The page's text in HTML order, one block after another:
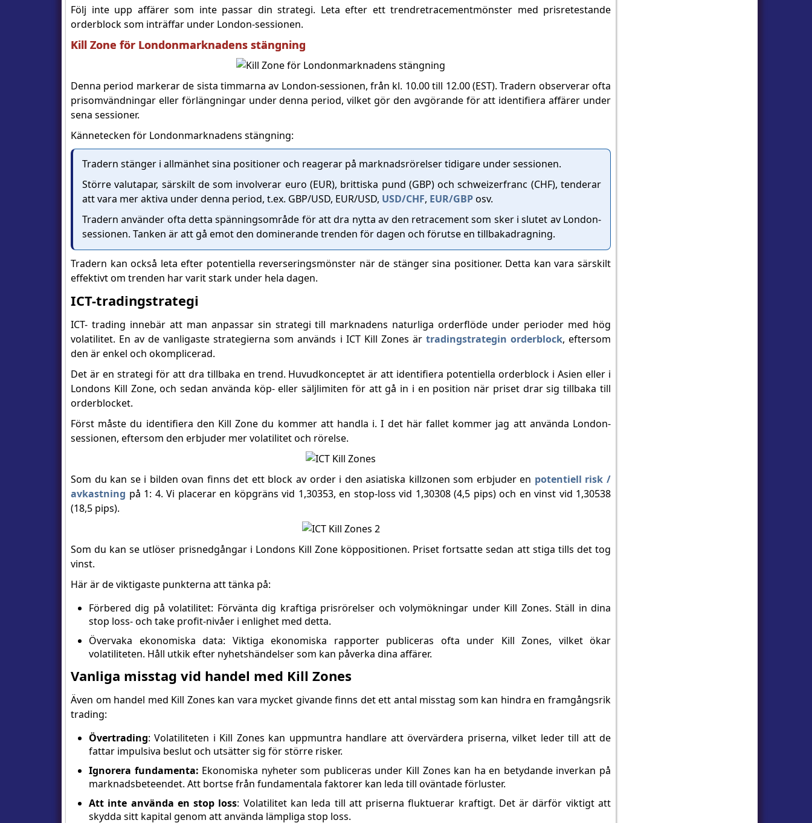
Följ inte upp affärer som inte passar din strategi. Leta efter ett trendretracementmönster med prisretestande
orderblock som inträffar under London-sessionen.
Kill Zone för Londonmarknadens stängning
Denna period markerar de sista timmarna av London-sessionen, från kl. 10.00 till 12.00 (EST). Tradern observerar ofta
prisomvändningar eller förlängningar under denna period, vilket gör den avgörande för att identifiera affärer under
sena sessioner.
Kännetecken för Londonmarknadens stängning:
Tradern stänger i allmänhet sina positioner och reagerar på marknadsrörelser tidigare under sessionen.
Större valutapar, särskilt de som involverar euro (EUR), brittiska pund (GBP) och schweizerfranc (CHF), tenderar
att vara mer aktiva under denna period, t.ex. GBP/USD, EUR/USD, USD/CHF, EUR/GBPosv.
Tradern använder ofta detta spänningsområde för att dra nytta av den retracement som sker i slutet av London-
sessionen. Tanken är att gå emot den dominerande trenden för dagen och förutse en tillbakadragning.
Tradern kan också leta efter potentiella reverseringsmönster när de stänger sina positioner. Detta kan vara särskilt
effektivt om trenden har varit stark under hela dagen.
ICT-tradingstrategi
ICT- trading innebär att man anpassar sin strategi till marknadens naturliga orderflöde under perioder med hög
volatilitet. En av de vanligaste strategierna som används i ICT Kill Zones är tradingstrategin orderblock, eftersom
den är enkel och okomplicerad.
Det är en strategi för att dra tillbaka en trend. Huvudkonceptet är att identifiera potentiella orderblock i Asien eller i
Londons Kill Zone, och sedan använda köp- eller säljlimiten för att gå in i en position när priset drar sig tillbaka till
orderblocket.
Först måste du identifiera den Kill Zone du kommer att handla i. I det här fallet kommer jag att använda London-
sessionen, eftersom den erbjuder mer volatilitet och rörelse.
Som du kan se i bilden ovan finns det ett block av order i den asiatiska killzonen som erbjuder en potentiell risk /
avkastning på 1: 4. Vi placerar en köpgräns vid 1,30353, en stop-loss vid 1,30308 (4,5 pips) och en vinst vid 1,30538
(18,5 pips).
Som du kan se utlöser prisnedgångar i Londons Kill Zone köppositionen. Priset fortsatte sedan att stiga tills det tog
vinst.
Här är de viktigaste punkterna att tänka på:
Förbered dig på volatilitet: Förvänta dig kraftiga prisrörelser och volymökningar under Kill Zones. Ställ in dina
stop loss- och take profit-nivåer i enlighet med detta.
Övervaka ekonomiska data: Viktiga ekonomiska rapporter publiceras ofta under Kill Zones, vilket ökar
volatiliteten. Håll utkik efter nyhetshändelser som kan påverka dina affärer.
Vanliga misstag vid handel med Kill Zones
Även om handel med Kill Zones kan vara mycket givande finns det ett antal misstag som kan hindra en framgångsrik
trading:
Övertrading: Volatiliteten i Kill Zones kan uppmuntra handlare att övervärdera priserna, vilket leder till att de
fattar impulsiva beslut och utsätter sig för större risker.
Ignorera fundamenta: Ekonomiska nyheter som publiceras under Kill Zones kan ha en betydande inverkan på
marknadsbeteendet. Att bortse från fundamentala faktorer kan leda till oväntade förluster.
Att inte använda en stop loss: Volatilitet kan leda till att priserna fluktuerar kraftigt. Det är därför viktigt att
skydda sitt kapital genom att använda lämpliga stop loss.